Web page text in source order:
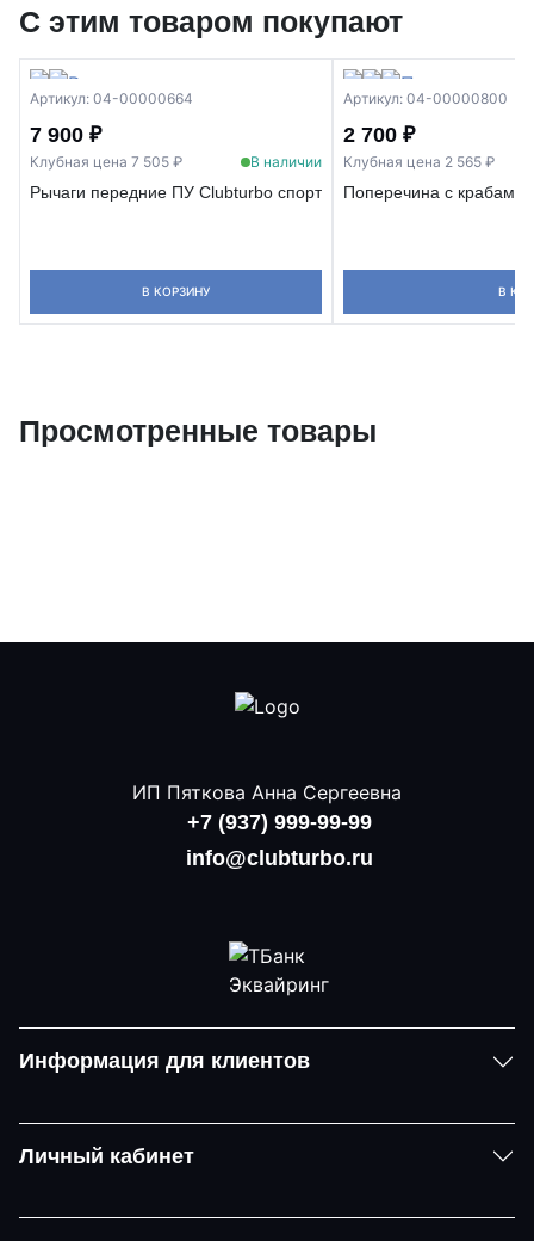
С этим товаром покупают
Артикул: 04-00000664
7 900 ₽
Клубная цена 7 505 ₽ В наличии
Рычаги передние ПУ Clubturbo спорт
В КОРЗИНУ
Артикул: 04-00000800
2 700 ₽
Клубная цена 2 565 ₽
Поперечина с крабами
В
Просмотренные товары
ИП Пяткова Анна Сергеевна
+7 (937) 999-99-99
info@clubturbo.ru
Информация для клиентов
Личный кабинет